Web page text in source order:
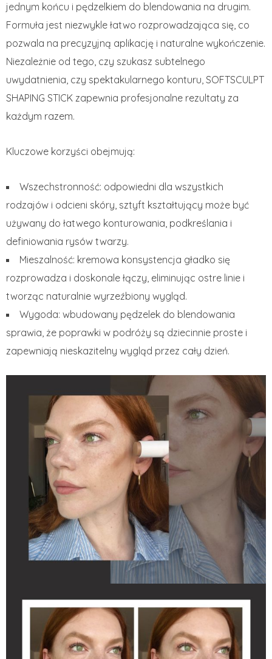
jednym końcu i pędzelkiem do blendowania na drugim.
Formuła jest niezwykle łatwo rozprowadzająca się, co
pozwala na precyzyjną aplikację i naturalne wykończenie.
Niezależnie od tego, czy szukasz subtelnego
uwydatnienia, czy spektakularnego konturu, SOFTSCULPT
SHAPING STICK zapewnia profesjonalne rezultaty za
każdym razem.
Kluczowe korzyści obejmują:
Wszechstronność: odpowiedni dla wszystkich
rodzajów i odcieni skóry, sztyft kształtujący może być
używany do łatwego konturowania, podkreślania i
definiowania rysów twarzy.
Mieszalność: kremowa konsystencja gładko się
rozprowadza i doskonale łączy, eliminując ostre linie i
tworząc naturalnie wyrzeźbiony wygląd.
Wygoda: wbudowany pędzelek do blendowania
sprawia, że ​​poprawki w podróży są dziecinnie proste i
zapewniają nieskazitelny wygląd przez cały dzień.